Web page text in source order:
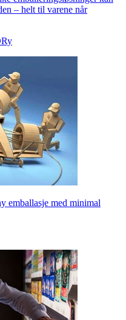
– helt til varene når
emballasje med minimal